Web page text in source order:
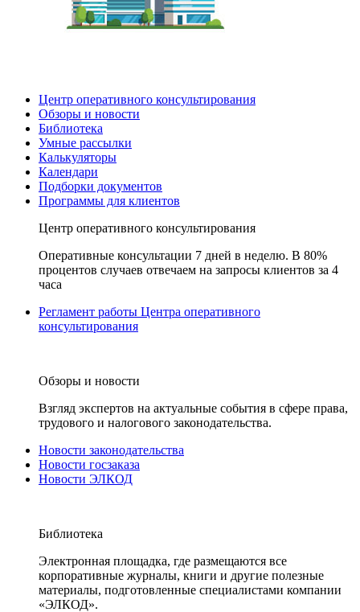
Центр оперативного консультирования
Обзоры и новости
Библиотека
Умные рассылки
Калькуляторы
Календари
Подборки документов
Программы для клиентов
Центр оперативного консультирования
Оперативные консультации 7 дней в неделю. В 80%
процентов случаев отвечаем на запросы клиентов за 4
часа
Регламент работы Центра оперативного
консультирования
Обзоры и новости
Взгляд экспертов на актуальные события в сфере права,
трудового и налогового законодательства.
Новости законодательства
Новости госзаказа
Новости ЭЛКОД
Библиотека
Электронная площадка, где размещаются все
корпоративные журналы, книги и другие полезные
материалы, подготовленные специалистами компании
«ЭЛКОД».